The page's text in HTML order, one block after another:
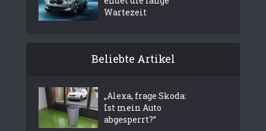
Wartezeit
Beliebte Artikel
„Alexa, frage Skoda:
Ist mein Auto
abgesperrt?”